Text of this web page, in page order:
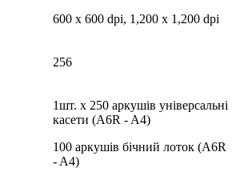
600 x 600 dpi, 1,200 x 1,200 dpi
256
1шт. x 250 аркушів універсальні
касети (A6R - A4)
100 аркушів бічний лоток (A6R
- A4)